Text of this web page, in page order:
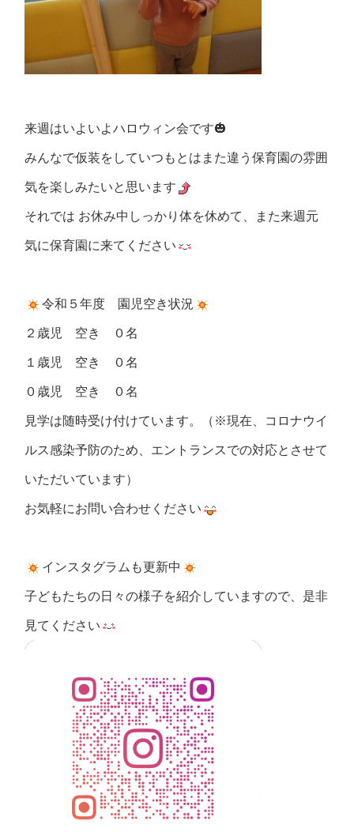
来週はいよいよハロウィン会です🎃
みんなで仮装をしていつもとはまた違う保育園の雰囲
気を楽しみたいと思います
それでは お休み中しっかり体を休めて、また来週元
気に保育園に来てください
令和５年度 園児空き状況
２歳児 空き ０名
１歳児 空き ０名
０歳児 空き ０名
見学は随時受け付けています。（※現在、コロナウイ
ルス感染予防のため、エントランスでの対応とさせて
いただいています）
お気軽にお問い合わせください
インスタグラムも更新中
子どもたちの日々の様子を紹介していますので、是非
見てください